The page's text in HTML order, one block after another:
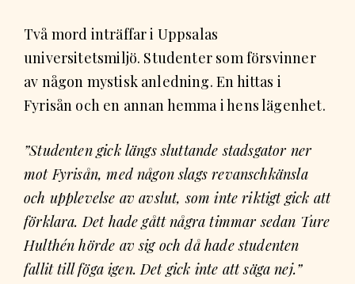
Två mord inträffar i Uppsalas
universitetsmiljö. Studenter som försvinner
av någon mystisk anledning. En hittas i
Fyrisån och en annan hemma i hens lägenhet.
”Studenten gick längs sluttande stadsgator ner
mot Fyrisån, med någon slags revanschkänsla
och upplevelse av avslut, som inte riktigt gick att
förklara. Det hade gått några timmar sedan Ture
Hulthén hörde av sig och då hade studenten
fallit till föga igen. Det gick inte att säga nej.”